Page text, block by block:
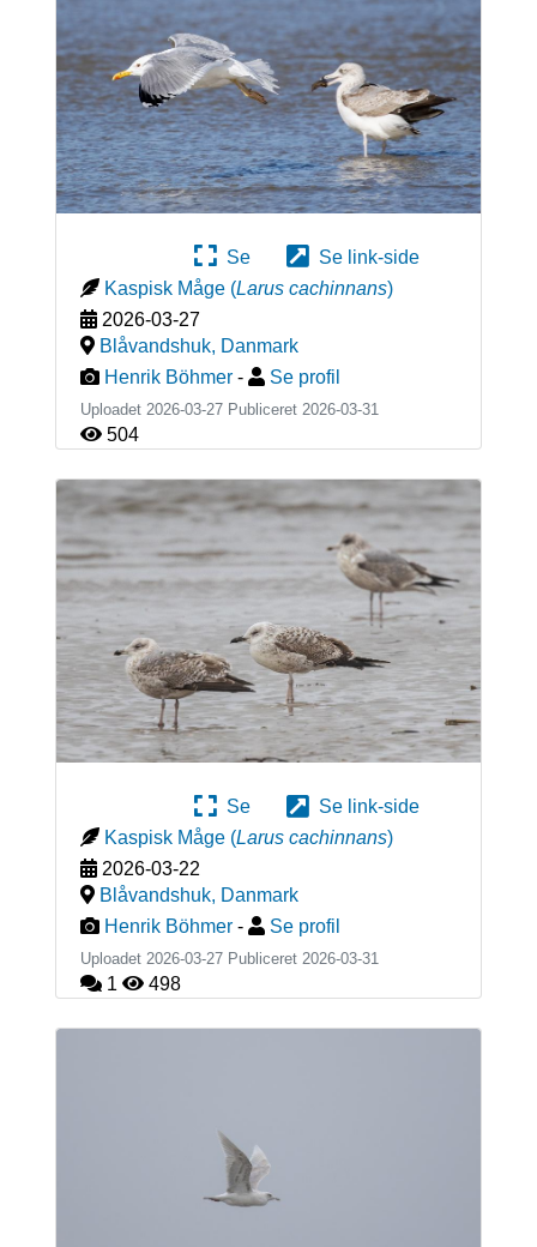
Se
Se link-side
Kaspisk Måge (Larus cachinnans)
2026-03-27
Blåvandshuk, Danmark
Henrik Böhmer - Se profil
Uploadet 2026-03-27 Publiceret 2026-03-31
504
Se
Se link-side
Kaspisk Måge (Larus cachinnans)
2026-03-22
Blåvandshuk, Danmark
Henrik Böhmer - Se profil
Uploadet 2026-03-27 Publiceret 2026-03-31
1 498